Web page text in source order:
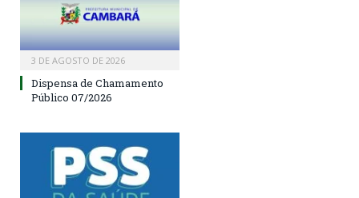
3 DE AGOSTO DE 2026
Dispensa de Chamamento
Público 07/2026